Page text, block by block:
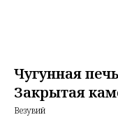
Чугунная
Закрытая
Везувий